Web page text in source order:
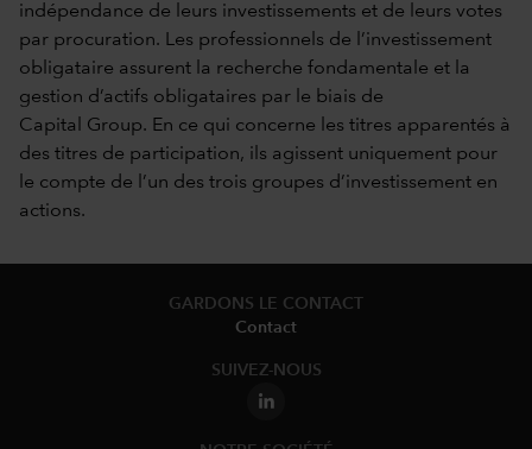
indépendance de leurs investissements et de leurs votes
par procuration. Les professionnels de l’investissement
obligataire assurent la recherche fondamentale et la
gestion d’actifs obligataires par le biais de
Capital Group. En ce qui concerne les titres apparentés à
des titres de participation, ils agissent uniquement pour
le compte de l’un des trois groupes d’investissement en
actions.
GARDONS LE CONTACT
Contact
SUIVEZ-NOUS